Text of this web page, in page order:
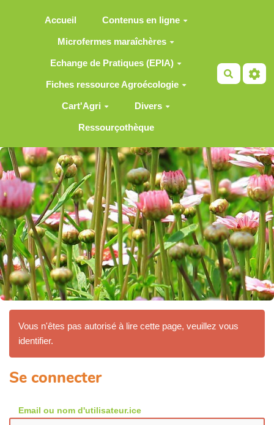
Accueil Contenus en ligne
Microfermes maraîchères
Echange de Pratiques (EPIA)
Fiches ressource Agroécologie
Cart'Agri Divers
Ressourçothèque
Vous n'êtes pas autorisé à lire cette page, veuillez vous
identifier.
Se connecter
Email ou nom d'utilisateur.ice